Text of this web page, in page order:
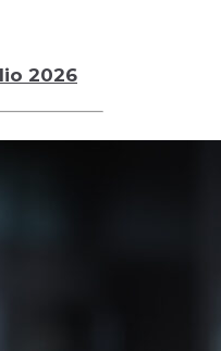
2026